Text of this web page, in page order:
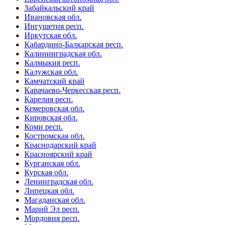
Забайкальский край
Ивановская обл.
Ингушетия респ.
Иркутская обл.
Кабардино-Балкарская респ.
Калининградская обл.
Калмыкия респ.
Калужская обл.
Камчатский край
Карачаево-Черкесская респ.
Карелия респ.
Кемеровская обл.
Кировская обл.
Коми респ.
Костромская обл.
Краснодарский край
Красноярский край
Курганская обл.
Курская обл.
Ленинградская обл.
Липецкая обл.
Магаданская обл.
Марий Эл респ.
Мордовия респ.